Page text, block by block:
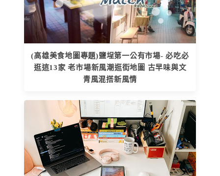
(高雄美食地圖專題)鹽埕第一公有市場- 必吃必
逛這13家 老市場新風潮逛街地圖 古早味與文
青風混搭新風情